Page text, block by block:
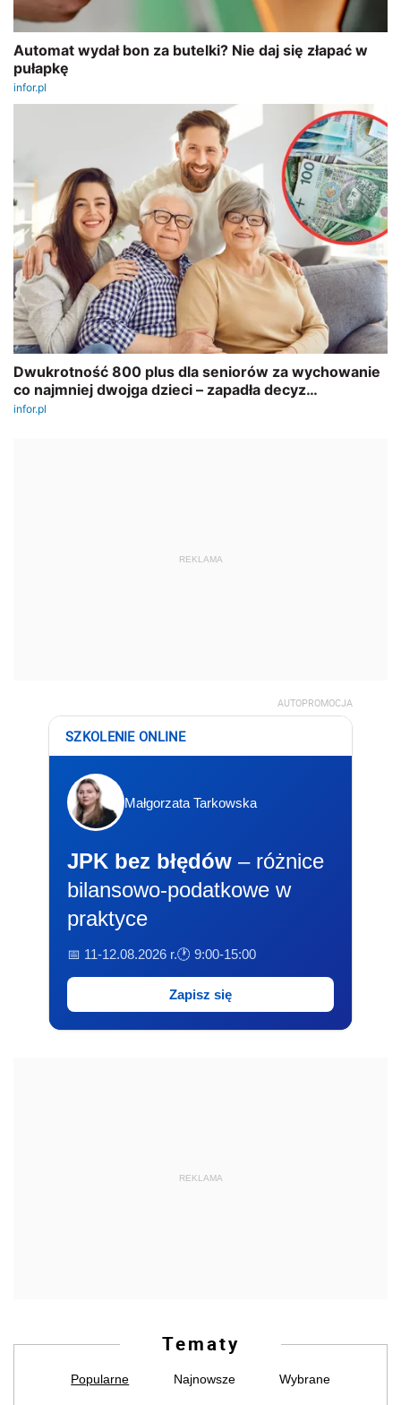
REKLAMA
AUTOPROMOCJA
SZKOLENIE ONLINE
Małgorzata Tarkowska
JPK bez błędów – różnice
bilansowo-podatkowe w
praktyce
📅 11-12.08.2026 r.🕐 9:00-15:00
Zapisz się
REKLAMA
Tematy
Popularne Najnowsze Wybrane